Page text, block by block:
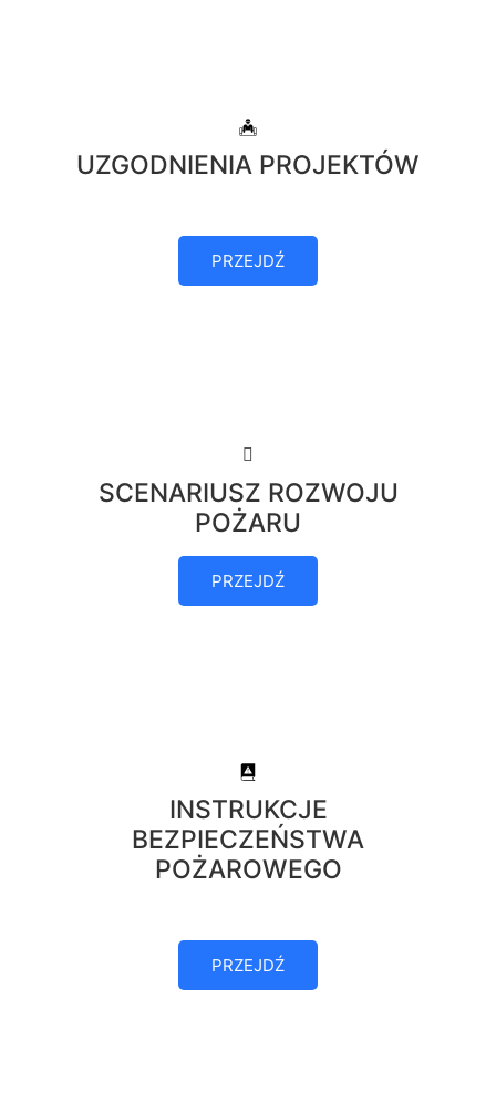
UZGODNIENIA PROJEKTÓW
PRZEJDŹ
SCENARIUSZ ROZWOJU
POŻARU
PRZEJDŹ
INSTRUKCJE
BEZPIECZEŃSTWA
POŻAROWEGO
PRZEJDŹ